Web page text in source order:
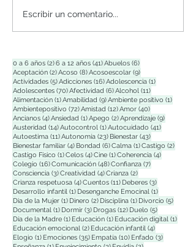
Escribir un comentario...
0 a 6 años (2)2 entradas
6 a 12 años (41)41 entradas
Abuelos (6)6 entradas
Aceptación (2)2 entradas
Acoso (8)8 entradas
Acosoescolar (9)9 entradas
Actividades (5)5 entradas
Adicciones (16)16 entradas
Adolescencia (1)1 entrada
Adolescentes (70)70 entradas
Afectividad (6)6 entradas
Alcohol (11)11 entradas
Alimentación (1)1 entrada
Amabilidad (9)9 entradas
Ambiente positivo (1)1 entrada
Ambientepositivo (72)72 entradas
Amistad (12)12 entradas
Amor (40)40 entradas
Ancianos (4)4 entradas
Ansiedad (1)1 entrada
Apego (2)2 entradas
Aprendizaje (9)9 entradas
Austeridad (14)14 entradas
Autocontrol (1)1 entrada
Autocuidado (41)41 entradas
Autoestima (11)11 entradas
Autonomía (23)23 entradas
Bienestar (43)43 entradas
Bienestar familiar (4)4 entradas
Bondad (6)6 entradas
Calma (1)1 entrada
Castigo (2)2
Castigo Físico (1)1 entrada
Celos (4)4 entradas
Cine (1)1 entrada
Coherencia (4)4 entradas
Colegio (16)16 entradas
Comunicación (48)48 entradas
Confianza (7)7 entradas
Consciencia (3)3 entradas
Creatividad (4)4 entradas
Crianza (2)2 entradas
Crianza respetuosa (4)4 entradas
Cuentos (11)11 entradas
Deberes (3)3 entradas
Desarrollo infantil (1)1 entrada
Desenganche Emocinal (1)1 entrada
Dia de la Mujer (1)1 entrada
Dinero (2)2 entradas
Disciplina (1)1 entrada
Divorcio (5)5
Documental (1)1 entrada
Dormir (3)3 entradas
Drogas (12)12 entradas
Duelo (5)5 entradas
Día de la Madre (1)1 entrada
Educación (1)1 entrada
Educación digital (1)1
Educación emocional (2)2 entradas
Educación infantil (4)4 entradas
Elogio (1)1 entrada
Emociones (35)35 entradas
Empatía (10)10 entradas
Enfado (3)3 entradas